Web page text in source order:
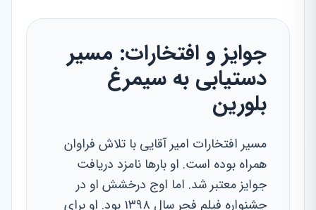
جوایز و افتخارات: مسیر
دستیابی به سیمرغ
بلورین
مسیر افتخارات امیر آقایی با تلاش فراوان
همراه بوده است. او بارها نامزد دریافت
جوایز معتبر شد. اما اوج درخشش او در
جشنواره فیلم فجر سال ۱۳۹۸ بود. او برای